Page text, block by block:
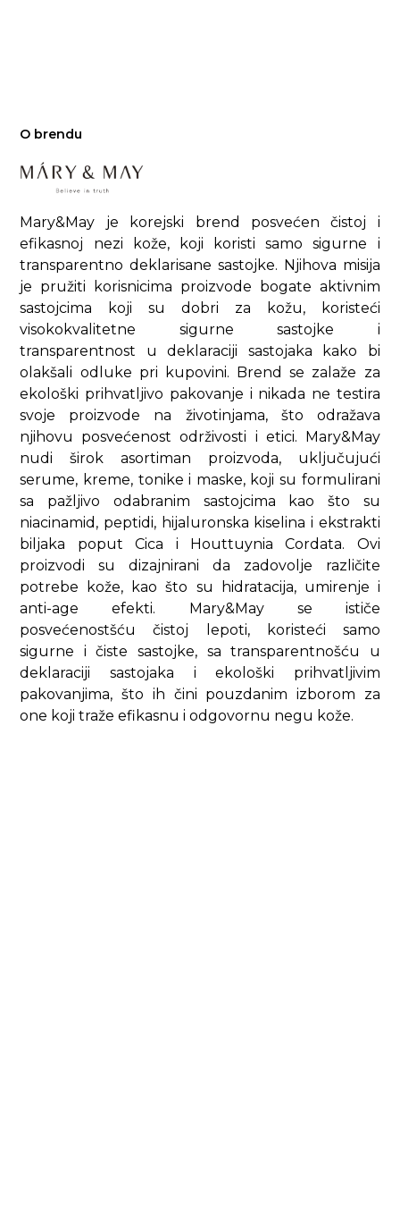
O brendu
Mary&May je korejski brend posvećen čistoj i
efikasnoj nezi kože, koji koristi samo sigurne i
transparentno deklarisane sastojke. Njihova misija
je pružiti korisnicima proizvode bogate aktivnim
sastojcima koji su dobri za kožu, koristeći
visokokvalitetne sigurne sastojke i
transparentnost u deklaraciji sastojaka kako bi
olakšali odluke pri kupovini. Brend se zalaže za
ekološki prihvatljivo pakovanje i nikada ne testira
svoje proizvode na životinjama, što odražava
njihovu posvećenost održivosti i etici. Mary&May
nudi širok asortiman proizvoda, uključujući
serume, kreme, tonike i maske, koji su formulirani
sa pažljivo odabranim sastojcima kao što su
niacinamid, peptidi, hijaluronska kiselina i ekstrakti
biljaka poput Cica i Houttuynia Cordata. Ovi
proizvodi su dizajnirani da zadovolje različite
potrebe kože, kao što su hidratacija, umirenje i
anti-age efekti. Mary&May se ističe
posvećenostšću čistoj lepoti, koristeći samo
sigurne i čiste sastojke, sa transparentnošću u
deklaraciji sastojaka i ekološki prihvatljivim
pakovanjima, što ih čini pouzdanim izborom za
one koji traže efikasnu i odgovornu negu kože.